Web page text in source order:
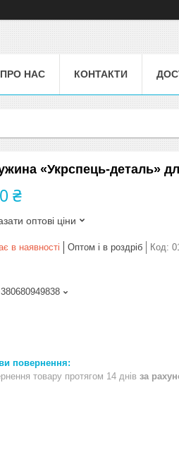
ПРО НАС КОНТАКТИ
«Укрспець-деталь»
₴
оптові ціни
в наявності Оптом і в роздріб Код:
товару протягом 14 днів за